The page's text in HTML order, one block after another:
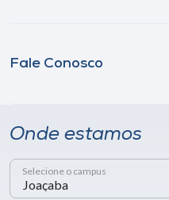
Fale Conosco
Onde estamos
Selecione o campus